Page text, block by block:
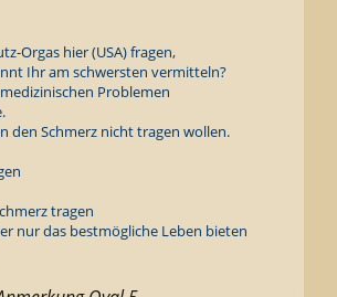
Orgas hier (USA) fragen,
Ihr am schwersten vermitteln?
Problemen
den Schmerz nicht tragen wollen.
tragen
nur das bestmögliche Leben bieten